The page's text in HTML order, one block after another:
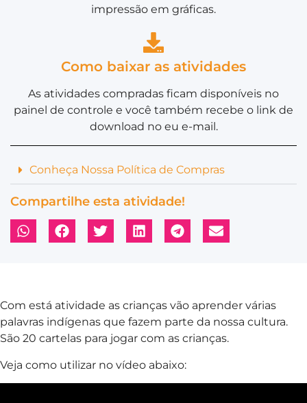
impressão em gráficas.
Como baixar as atividades
As atividades compradas ficam disponíveis no
painel de controle e você também recebe o link de
download no eu e-mail.
Conheça Nossa Política de Compras
Compartilhe esta atividade!
Com está atividade as crianças vão aprender várias
palavras indígenas que fazem parte da nossa cultura.
São 20 cartelas para jogar com as crianças.
Veja como utilizar no vídeo abaixo: